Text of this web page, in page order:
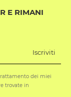
E RIMANI
Iscriviti
dei miei
trovate in